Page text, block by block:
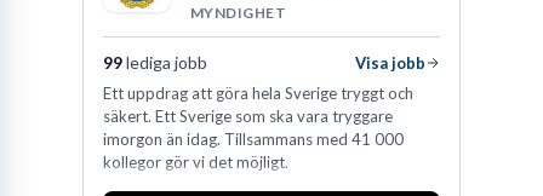
MYNDIGHET
99lediga jobb
Visa jobb
Ett uppdrag att göra hela Sverige tryggt och
säkert. Ett Sverige som ska vara tryggare
imorgon än idag. Tillsammans med 41 000
kollegor gör vi det möjligt.